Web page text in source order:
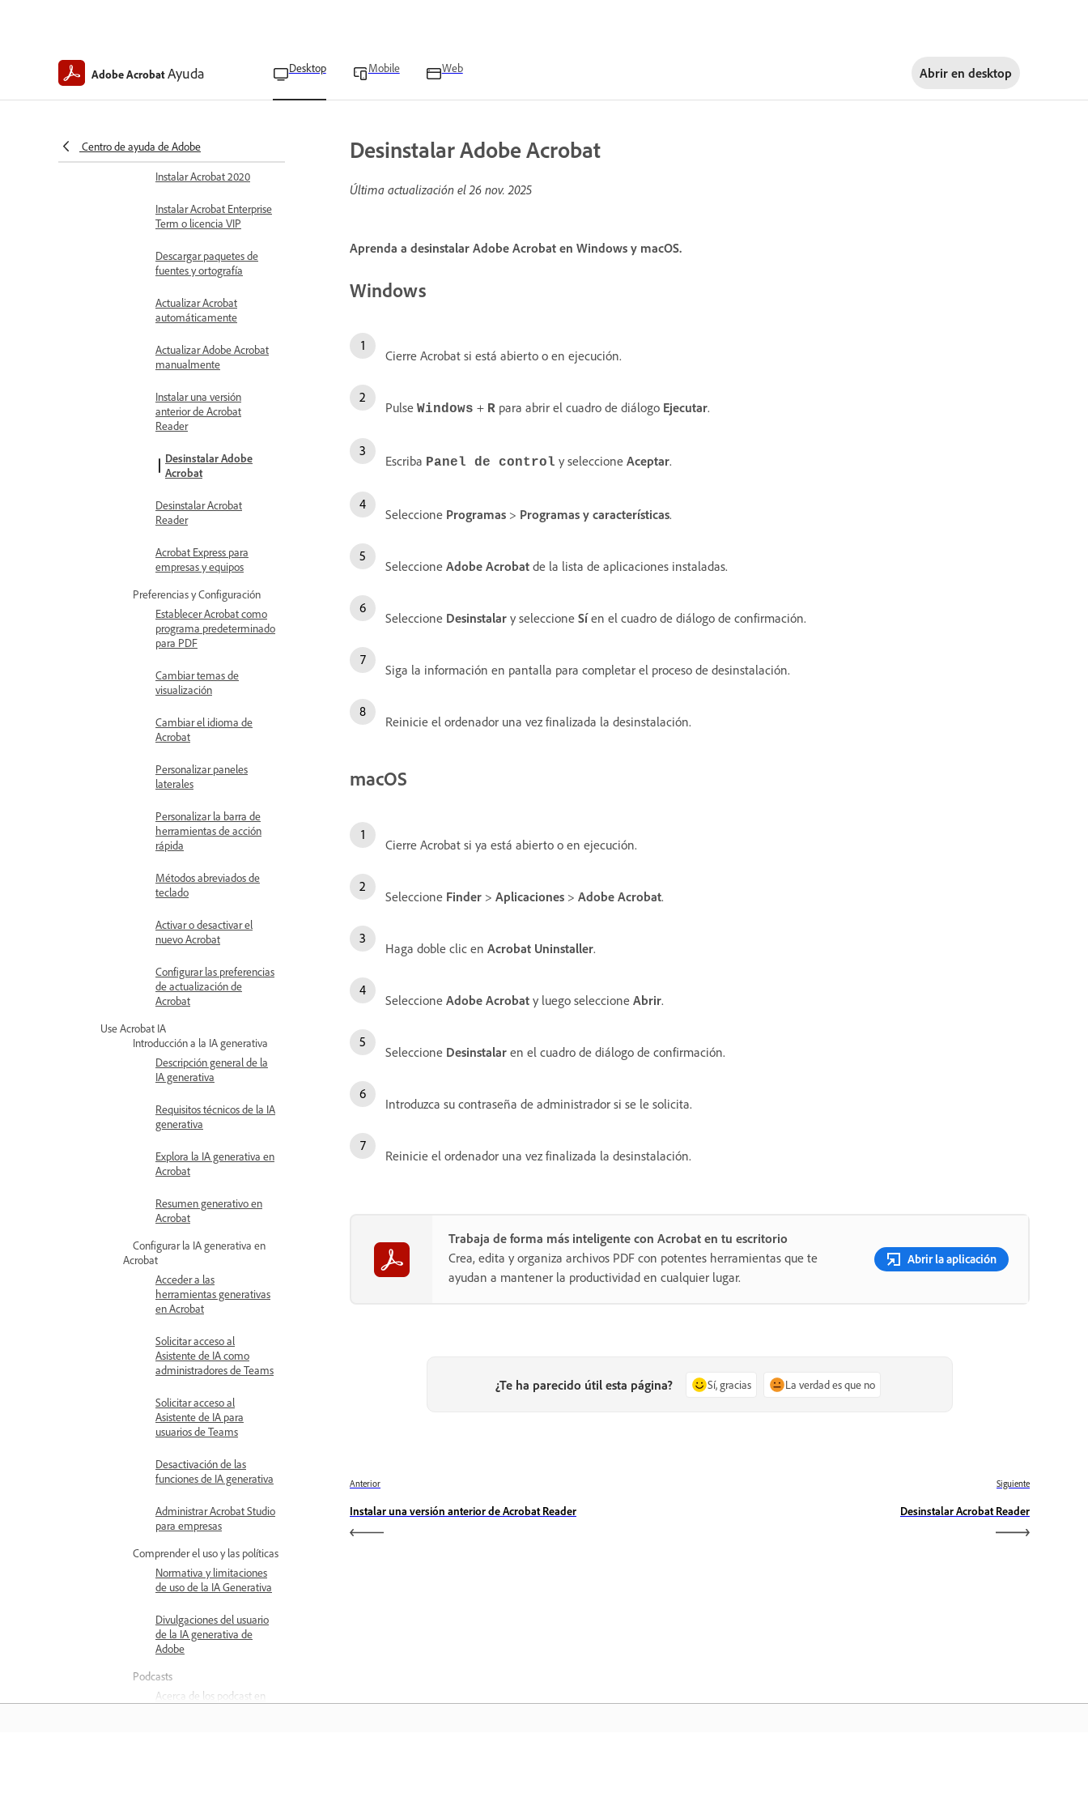
Adobe AcrobatAyuda Desktop Mobile Web Abrir en desktop
Centro de ayuda de Adobe
Instalar Acrobat Reader
de Acrobat
Instalar Acrobat 2020
Instalar Acrobat Enterprise
Term o licencia VIP
Descargar paquetes de
fuentes y ortografía
Actualizar Acrobat
automáticamente
Actualizar Adobe Acrobat
manualmente
Instalar una versión
anterior de Acrobat
Reader
Desinstalar Adobe
Acrobat
Desinstalar Acrobat
Reader
Acrobat Express para
empresas y equipos
Preferencias y Configuración
Establecer Acrobat como
programa predeterminado
para PDF
Cambiar temas de
visualización
Cambiar el idioma de
Acrobat
Personalizar paneles
laterales
Personalizar la barra de
herramientas de acción
rápida
Métodos abreviados de
teclado
Activar o desactivar el
nuevo Acrobat
Configurar las preferencias
de actualización de
Acrobat
Use Acrobat IA
Introducción a la IA generativa
Descripción general de la
IA generativa
Requisitos técnicos de la IA
generativa
Explora la IA generativa en
Acrobat
Resumen generativo en
Acrobat
Configurar la IA generativa en
Acrobat
Acceder a las
herramientas generativas
en Acrobat
Solicitar acceso al
Asistente de IA como
administradores de Teams
Solicitar acceso al
Asistente de IA para
usuarios de Teams
Desactivación de las
funciones de IA generativa
Administrar Acrobat Studio
para empresas
Comprender el uso y las políticas
Normativa y limitaciones
de uso de la IA Generativa
Divulgaciones del usuario
de la IA generativa de
Adobe
Podcasts
Acerca de los podcast en
Desinstalar Adobe Acrobat
Última actualización el26 nov. 2025
Aprenda a desinstalar Adobe Acrobat en Windows y macOS.
Windows
Cierre Acrobat si está abierto o en ejecución.
Pulse Windows + R para abrir el cuadro de diálogo Ejecutar.
Escriba Panel de control y seleccione Aceptar.
Seleccione Programas > Programas y características.
Seleccione Adobe Acrobat de la lista de aplicaciones instaladas.
Seleccione Desinstalar y seleccione Síen el cuadro de diálogo de confirmación.
Siga la información en pantalla para completar el proceso de desinstalación.
Reinicie el ordenador una vez finalizada la desinstalación.
macOS
Cierre Acrobat si ya está abierto o en ejecución.
Seleccione Finder > Aplicaciones > Adobe Acrobat.
Haga doble clic en Acrobat Uninstaller.
Seleccione Adobe Acrobat y luego seleccione Abrir.
Seleccione Desinstalar en el cuadro de diálogo de confirmación.
Introduzca su contraseña de administrador si se le solicita.
Reinicie el ordenador una vez finalizada la desinstalación.
Trabaja de forma más inteligente con Acrobat en tu escritorio
Crea, edita y organiza archivos PDF con potentes herramientas que te
ayudan a mantener la productividad en cualquier lugar.
Abrir la aplicación
¿Te ha parecido útil esta página? Sí, gracias La verdad es que no
Anterior
Instalar una versión anterior de Acrobat Reader
Siguiente
Desinstalar Acrobat Reader